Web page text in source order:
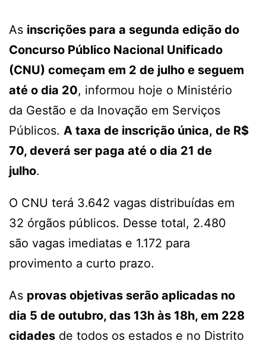
As inscrições para a segunda edição do
Concurso Público Nacional Unificado
(CNU) começam em 2 de julho e seguem
até o dia 20, informou hoje o Ministério
da Gestão e da Inovação em Serviços
Públicos. A taxa de inscrição única, de R$
70, deverá ser paga até o dia 21 de
julho.
O CNU terá 3.642 vagas distribuídas em
32 órgãos públicos. Desse total, 2.480
são vagas imediatas e 1.172 para
provimento a curto prazo.
As provas objetivas serão aplicadas no
dia 5 de outubro, das 13h às 18h, em 228
cidades de todos os estados e no Distrito